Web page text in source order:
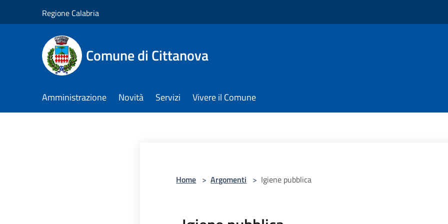
Regione Calabria
Comune di Cittanova
Amministrazione Novità Servizi Vivere il Comune
Home > Argomenti > Igiene pubblica